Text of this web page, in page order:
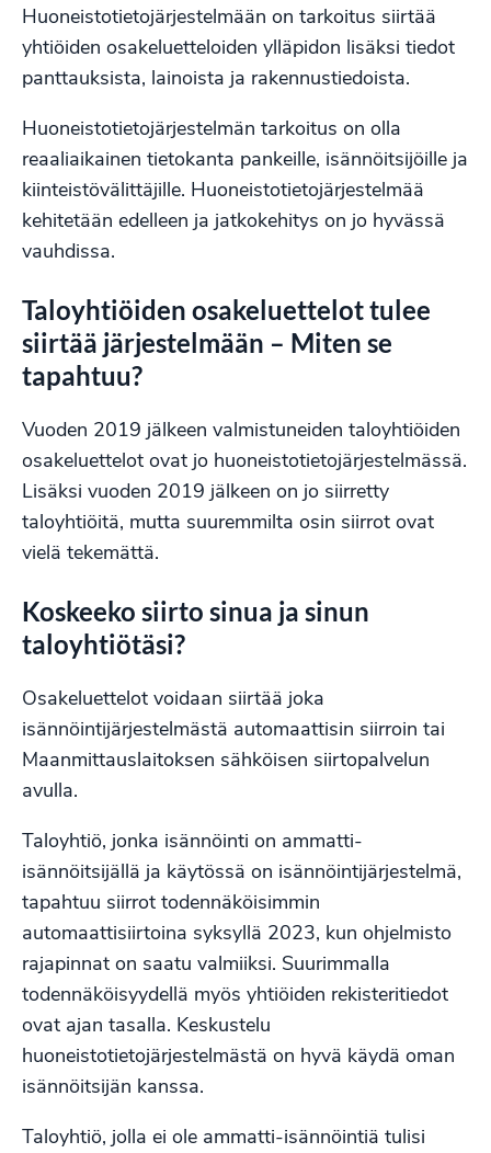
Huoneistotietojärjestelmään on tarkoitus siirtää
yhtiöiden osakeluetteloiden ylläpidon lisäksi tiedot
panttauksista, lainoista ja rakennustiedoista.
Huoneistotietojärjestelmän tarkoitus on olla
reaaliaikainen tietokanta pankeille, isännöitsijöille ja
kiinteistövälittäjille. Huoneistotietojärjestelmää
kehitetään edelleen ja jatkokehitys on jo hyvässä
vauhdissa.
Taloyhtiöiden osakeluettelot tulee
siirtää järjestelmään – Miten se
tapahtuu?
Vuoden 2019 jälkeen valmistuneiden taloyhtiöiden
osakeluettelot ovat jo huoneistotietojärjestelmässä.
Lisäksi vuoden 2019 jälkeen on jo siirretty
taloyhtiöitä, mutta suuremmilta osin siirrot ovat
vielä tekemättä.
Koskeeko siirto sinua ja sinun
taloyhtiötäsi?
Osakeluettelot voidaan siirtää joka
isännöintijärjestelmästä automaattisin siirroin tai
Maanmittauslaitoksen sähköisen siirtopalvelun
avulla.
Taloyhtiö, jonka isännöinti on ammatti-
isännöitsijällä ja käytössä on isännöintijärjestelmä,
tapahtuu siirrot todennäköisimmin
automaattisiirtoina syksyllä 2023, kun ohjelmisto
rajapinnat on saatu valmiiksi. Suurimmalla
todennäköisyydellä myös yhtiöiden rekisteritiedot
ovat ajan tasalla. Keskustelu
huoneistotietojärjestelmästä on hyvä käydä oman
isännöitsijän kanssa.
Taloyhtiö, jolla ei ole ammatti-isännöintiä tulisi